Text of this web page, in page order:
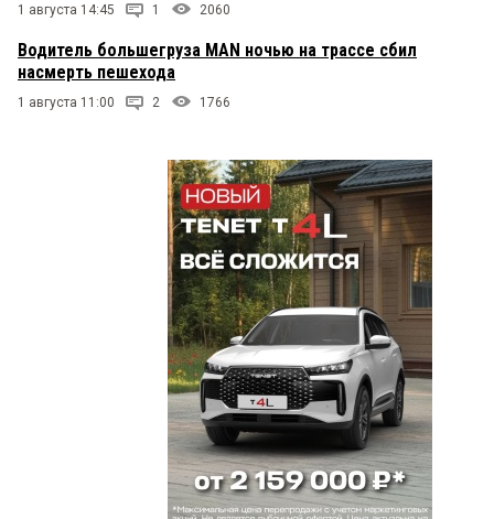
1 августа 14:45 1 2060
Водитель большегруза MAN ночью на трассе сбил
насмерть пешехода
1 августа 11:00 2 1766